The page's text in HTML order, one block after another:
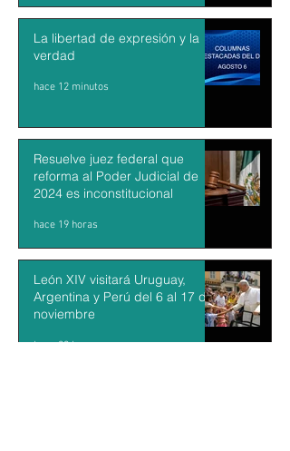
La libertad de expresión y la
verdad
hace 12 minutos
Resuelve juez federal que
reforma al Poder Judicial de
2024 es inconstitucional
hace 19 horas
León XIV visitará Uruguay,
Argentina y Perú del 6 al 17 de
noviembre
hace 20 horas